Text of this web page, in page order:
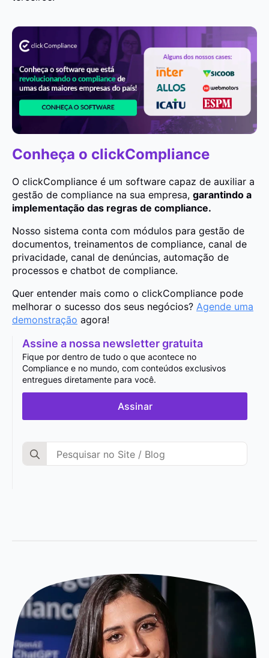
Conheça o clickCompliance
O clickCompliance é um software capaz de auxiliar a
gestão de compliance na sua empresa, garantindo a
implementação das regras de compliance.
Nosso sistema conta com módulos para gestão de
documentos, treinamentos de compliance, canal de
privacidade, canal de denúncias, automação de
processos e chatbot de compliance.
Quer entender mais como o clickCompliance pode
melhorar o sucesso dos seus negócios? Agende uma
demonstração agora!
Assine a nossa newsletter gratuita
Fique por dentro de tudo o que acontece no
Compliance e no mundo, com conteúdos exclusivos
entregues diretamente para você.
Assinar
Search
for: